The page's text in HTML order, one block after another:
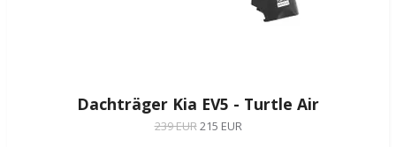
Dachträger Kia EV5 - Turtle Air
239 EUR215 EUR